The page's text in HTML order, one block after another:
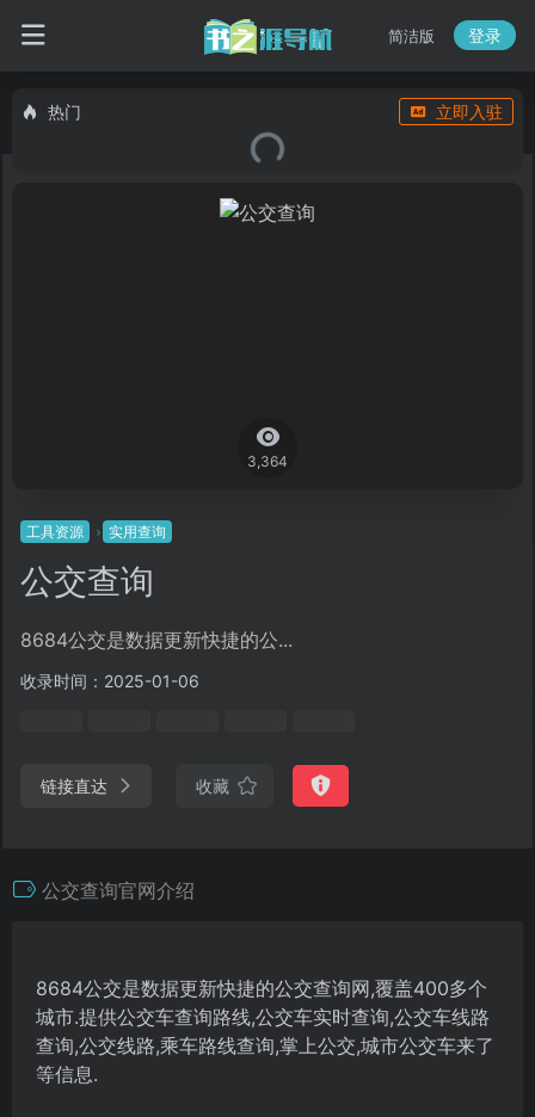
简洁版 登录
热门 立即入驻
3,364
工具资源 实用查询
公交查询
8684公交是数据更新快捷的公...
收录时间：2025-01-06
链接直达 收藏
公交查询官网介绍
8684公交是数据更新快捷的公交查询网,覆盖400多个
城市.提供公交车查询路线,公交车实时查询,公交车线路
查询,公交线路,乘车路线查询,掌上公交,城市公交车来了
等信息.